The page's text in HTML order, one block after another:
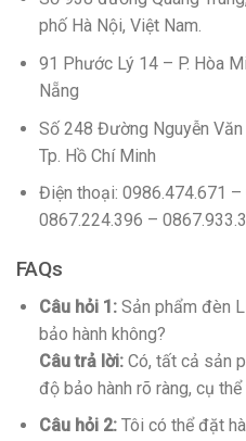
phố Hà Nội, Việt Nam.
91 Phước Lý 14 – P. Hòa
Nẵng
Số 248 Đường Nguyễn
Tp. Hồ Chí Minh
Điện thoại: 0986.474.671
0867.224.396 –
FAQs
Câu hỏi 1:Sản phẩm đèn
bảo hành không?
Câu trả lời:Có, tất cả sản
độ bảo hành rõ ràng, cụ
Câu hỏi 2:Tôi có thể đặt